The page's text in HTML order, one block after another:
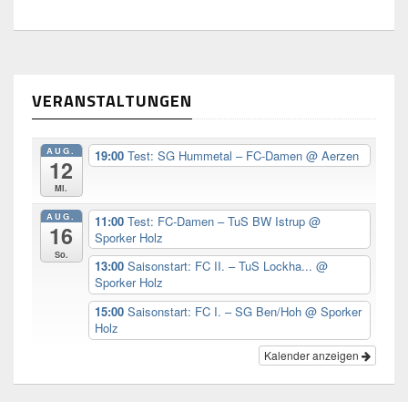
VERANSTALTUNGEN
AUG.
12
Mi.
19:00 Test: SG Hummetal – FC-Damen @ Aerzen
AUG.
16
So.
11:00 Test: FC-Damen – TuS BW Istrup @
Sporker Holz
13:00 Saisonstart: FC II. – TuS Lockha... @
Sporker Holz
15:00 Saisonstart: FC I. – SG Ben/Hoh @ Sporker
Holz
Kalender anzeigen